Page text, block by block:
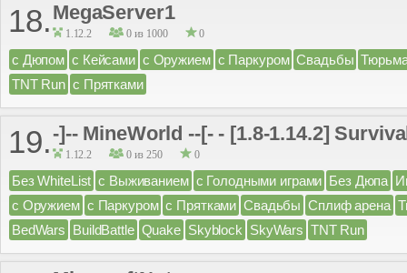
18. MegaServer1
1.12.2 0 из 1000 0
с Дюпом с Кейсами с Оружием с Паркуром Свадьбы
TNT Run с Прятками
19. -]-- MineWorld --[- - [1.8-1.14.2]
1.12.2 0 из 250 0
Без WhiteList с Выживанием с Голодными играми Без Дюпа
с Оружием с Паркуром с Прятками Свадьбы Сплиф арена
BedWars BuildBattle Quake Skyblock SkyWars TNT Run